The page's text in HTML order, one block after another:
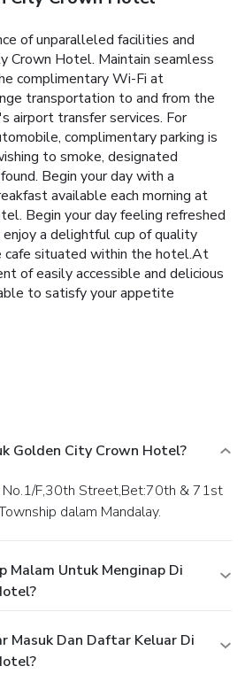
of unparalleled facilities and
Crown Hotel. Maintain seamless
complimentary Wi-Fi at
transportation to and from the
airport transfer services. For
complimentary parking is
to smoke, designated
Begin your day with a
available each morning at
Begin your day feeling refreshed
a delightful cup of quality
cafe situated within the hotel.At
of easily accessible and delicious
to satisfy your appetite
Golden City Crown Hotel?
dalam Mandalay.
Malam Untuk Menginap Di
Masuk Dan Daftar Keluar Di